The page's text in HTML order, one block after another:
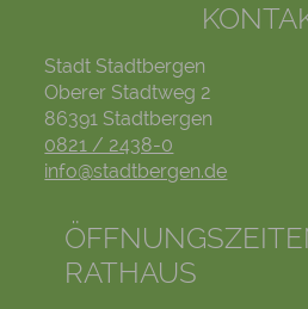
Stadt Stadtbergen
Oberer Stadtweg 2
86391 Stadtbergen
0821 / 2438-0
info@stadtbergen.de
RATHAUS